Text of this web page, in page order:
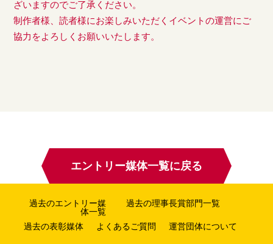
ざいますのでご了承ください。
制作者様、読者様にお楽しみいただくイベントの運営にご
協力をよろしくお願いいたします。
エントリー媒体一覧に戻る
過去のエントリー媒
体一覧
過去の理事長賞部門一覧
過去の表彰媒体 よくあるご質問 運営団体について